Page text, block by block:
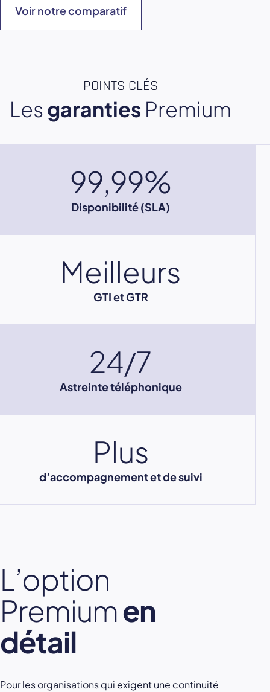
Voir notre comparatif
POINTS CLÉS
Lesgaranties Premium
99,99%
Disponibilité (SLA)
Meilleurs
GTI et GTR
24/7
Astreinte téléphonique
Plus
d’accompagnement et de suivi
L’option
Premiumen
détail
Pour les organisations qui exigent une continuité